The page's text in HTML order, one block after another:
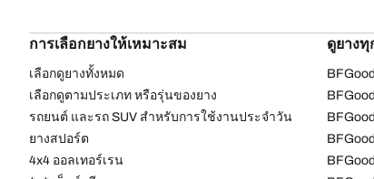
การเลือกยางให้เหมาะสม
เลือกดูยางทั้งหมด
เลือกดูตามประเภท หรือรุ่นของยาง
รถยนต์ และรถ SUV สำหรับการใช้งานประจำวัน
ยางสปอร์ต
4x4 ออลเทอร์เรน​
ดูยางทุ